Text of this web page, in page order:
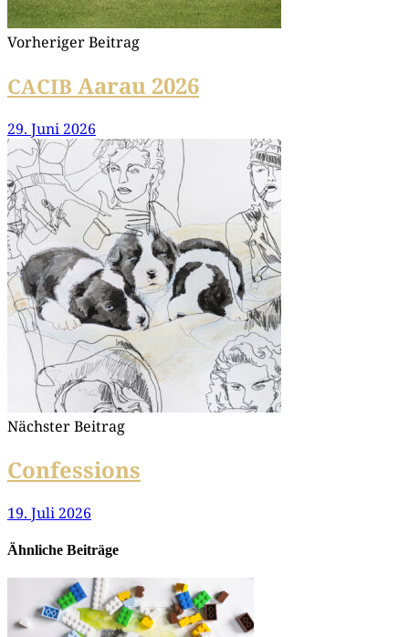
Vorheriger Beitrag
CACIB Aarau 2026
29. Juni 2026
Nächster Beitrag
Confessions
19. Juli 2026
Ähnliche Beiträge